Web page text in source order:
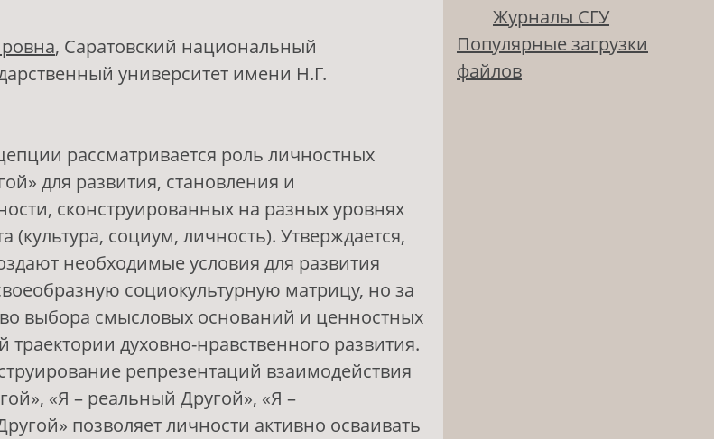
, Саратовский национальный
университет имени Н.Г.
рассматривается роль личностных
для развития, становления и
сконструированных на разных уровнях
(культура, социум, личность). Утверждается,
необходимые условия для развития
социокультурную матрицу, но за
выбора смысловых оснований и ценностных
траектории духовно-нравственного развития.
репрезентаций взаимодействия
«Я – реальный Другой», «Я –
позволяет личности активно осваивать
Журналы СГУ
Популярные загрузки
файлов